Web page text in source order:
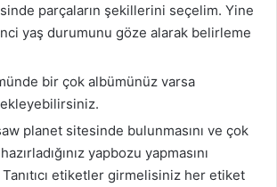
parçaların şekillerini seçelim. Yine
yaş durumunu göze alarak belirleme
bir çok albümünüz varsa
planet sitesinde bulunmasını ve çok
yapbozu yapmasını
etiketler girmelisiniz her etiket